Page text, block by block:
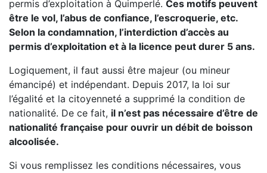
permis d’exploitation à Quimperlé. Ces motifs peuvent
être le vol, l’abus de confiance, l’escroquerie, etc.
Selon la condamnation, l’interdiction d’accès au
permis d’exploitation et à la licence peut durer 5 ans.
Logiquement, il faut aussi être majeur (ou mineur
émancipé) et indépendant. Depuis 2017, la loi sur
l’égalité et la citoyenneté a supprimé la condition de
nationalité. De ce fait, il n’est pas nécessaire d’être de
nationalité française pour ouvrir un débit de boisson
alcoolisée.
Si vous remplissez les conditions nécessaires, vous